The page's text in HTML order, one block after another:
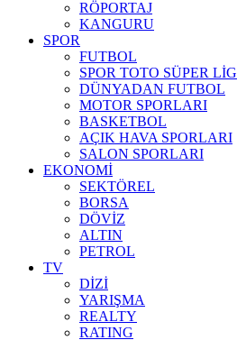
RÖPORTAJ
KANGURU
SPOR
FUTBOL
SPOR TOTO SÜPER LİG
DÜNYADAN FUTBOL
MOTOR SPORLARI
BASKETBOL
AÇIK HAVA SPORLARI
SALON SPORLARI
EKONOMİ
SEKTÖREL
BORSA
DÖVİZ
ALTIN
PETROL
TV
DİZİ
YARIŞMA
REALTY
RATING